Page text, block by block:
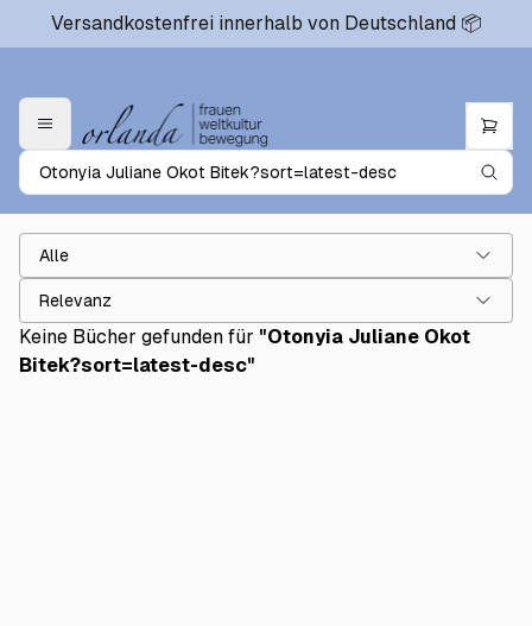
Versandkostenfrei innerhalb von Deutschland 📦
Alle
Keine Bücher gefunden für "Otonyia Juliane Okot
Bitek?sort=latest-desc"
Relevanz